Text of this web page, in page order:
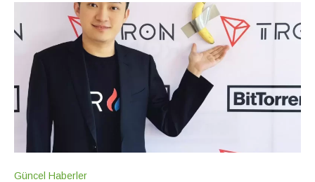
Güncel Haberler